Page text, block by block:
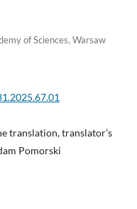
of Sciences, Warsaw
translation, translator’s
Pomorski